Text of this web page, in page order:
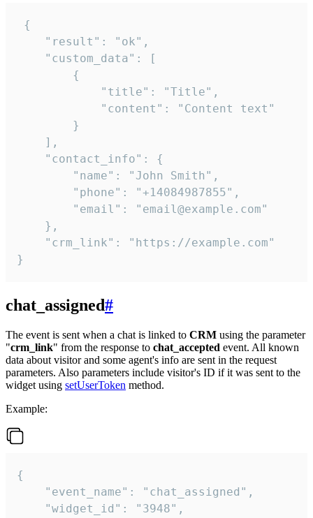
{
    "result": "ok",
    "custom_data": [
        {
            "title": "Title",
            "content": "Content text"
        }
    ],
    "contact_info": {
        "name": "John Smith",
        "phone": "+14084987855",
        "email": "email@example.com"
    },
    "crm_link": "https://example.com"
}
chat_assigned#
The event is sent when a chat is linked to CRM using the parameter
"crm_link" from the response to chat_accepted event. All known
data about visitor and some agent's info are sent in the request
parameters. Also parameters include visitor's ID if it was sent to the
widget using setUserToken method.
Example:
{
    "event_name": "chat_assigned",
    "widget_id": "3948",